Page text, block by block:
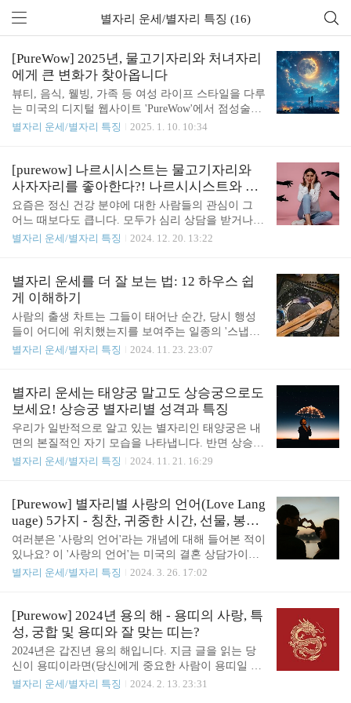
별자리 운세/별자리 특징 (16)
[PureWow] 2025년, 물고기자리와 처녀자리
에게 큰 변화가 찾아옵니다
뷰티, 음식, 웰빙, 가족 등 여성 라이프 스타일을 다루
는 미국의 디지털 웹사이트 'PureWow'에서 점성술가
제이미 라이트(Jaime Wright)가 전해드리는 별자리
될 거예요. 외부 행성들이 줄줄이 새로운 별자리로
이동하면서, 개인적인 변화를 넘어 세상 전체가 달라
질 조짐이 보이죠. 2020년이 기존의 삶과 작별을 고
하는 시간이었다면, 2025년은 새로운 환경에 적응하
며 성장해 나가는 과정처럼 느껴질 거예요. 점성학적
으로 이 시기를 오래전부터 예측해왔지만, 글로만 보
환기를 통해 우리 모두가 자신만의 방식으로 한 단계
더 성숙해지는 모습을 기대..
별자리 운세/별자리 특징 2025. 1. 10. 10:34
[purewow] 나르시시스트는 물고기자리와
사자자리를 좋아한다?! 나르시시스트와 얽
히기 쉬운 두 별자리 이야기
요즘은 정신 건강 분야에 대한 사람들의 관심이 그
어느 때보다도 큽니다. 모두가 심리 상담을 받거나,
최소한 관련 인스타그램 계정 몇 개쯤은 팔로우하고
든 게 그렇듯, 이 흐름에도 함정은 있습니다. 가령,
'가스라이팅'이나 '트라우마 본딩'과도 같은 단어가
너무 자주 쓰이다 보니 원래 의미를 잃어버릴 때가
있거든요.'나르시시즘'도 그런 단어 중 하나예요. 나
르시시스트 성격 장애는 실제로는 전체 인구의 1%
미만에게만 나타나는 희귀한 장애지만, 왠지 우리 모
느낌입니다. 물론 그들이 드라마에 나오는 캐릭터처
럼 명백히 진단받은 성격 장애를 가진 사람은 아니더
라도..
별자리 운세/별자리 특징 2024. 12. 20. 13:22
별자리 운세를 더 잘 보는 법: 12 하우스 쉽
게 이해하기
사람의 출생 차트는 그들이 태어난 순간, 당시 행성
들이 어디에 위치했는지를 보여주는 일종의 '스냅
샷'입니다. 출생 차트에서 중요한 요소는 세 가지
지막으로, 차트를 완성하는 12개의 하우스가 있습니
다.이 하우스를 통해 우리는 많은 통찰을 얻을 수 있
습니다. 예를 들어, 어떤 사람은 태양이 제1 하우스
(자아의 집)에 위치할 수 있고, 또 다른 사람은 제1
2 하우스(영성의 집)에 있을 수도 있죠.각 하우스
의 의미를 이해하면, 예를 들어 사람과의 관계에
적인 모습을 보이는 이유를 알 수 있습니다. 각 하우
스는 인간 삶의 여러 측면을 상징합니다. 예를 들
어, ..
별자리 운세/별자리 특징 2024. 11. 23. 23:07
별자리 운세는 태양궁 말고도 상승궁으로도
보세요! 상승궁 별자리별 성격과 특징
우리가 일반적으로 알고 있는 별자리인 태양궁은 내
면의 본질적인 자기 모습을 나타냅니다. 반면 상승궁
(상승 별자리, ascendent)은 외부 세계에서 우리가 겉
직 서로를 잘 모를 때 나타나는 말투와 행동 방식을
결정짓는 별자리라면, 태양궁은 서로를 더 잘 알게
된 후 드러나는 진짜 모습을 설명하는 별자리라고 할
수 있습니다.혹시 별자리 출생 차트를 본 적이 있나
요? 우리의 출생 차트는 여러 가지 요소들로 이루어
져 있어 있는데요, 그만큼 우리의 정체성은 매우 다
우리가 세상과 어떻게 상호작용하는지를 알려줍니
다. 그렇기 때문에 상승궁에 대해 아는 것은 나에..
별자리 운세/별자리 특징 2024. 11. 21. 16:29
[Purewow] 별자리별 사랑의 언어(Love Lang
uage) 5가지 - 칭찬, 귀중한 시간, 선물, 봉사,
스킨십
여러분은 '사랑의 언어'라는 개념에 대해 들어본 적이
있나요? 이 '사랑의 언어'는 미국의 결혼 상담가이자
저자인 게리 챕먼 박사가 1992년 저술한 동명의 책
고 표현하는 언어가 저마다 다르다는 내용을 담고 있
죠. 오늘은 점성학자 제이미 라이트(Jamie Wright)가
각 별자리별로 사랑을 느끼는 언어가 무엇인지에 대
해 다뤄보려 합니다. 당신의 별자리는 어떤 사랑의
언어를 제 1언어로 갖고 있을까요? 궁금하다면 아래
글을 계속해서 읽어보세요! 사랑의 언어 5가지 사람
별자리 운세/별자리 특징 2024. 3. 26. 17:02
[Purewow] 2024년 용의 해 - 용띠의 사랑, 특
성, 궁합 및 용띠와 잘 맞는 띠는?
2024년은 갑진년 용의 해입니다. 지금 글을 읽는 당
신이 용띠이라면(당신에게 중요한 사람이 용띠일 수
도 있겠죠), 올해 용의 해가 커리어나 사랑 같은 인생
별자리 운세/별자리 특징 2024. 2. 13. 23:31